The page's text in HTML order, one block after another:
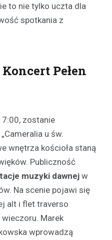
to nie tylko uczta dla
spotkania z
Pełen
zostanie
u św.
wnętrza kościoła staną
Publiczność
muzyki dawnej w
Na scenie pojawi się
alt i flet traverso
Marek
wprowadzą